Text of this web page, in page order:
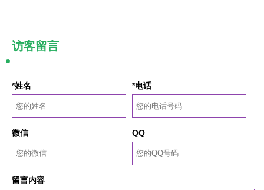
访客留言
*姓名 *电话
微信 QQ
留言内容